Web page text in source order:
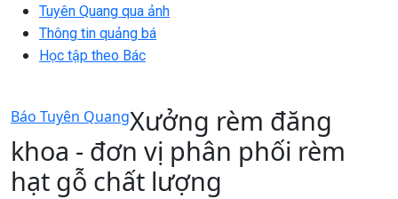
Tuyên Quang qua ảnh
Thông tin quảng bá
Học tập theo Bác
Báo Tuyên QuangXưởng rèm đăng
khoa - đơn vị phân phối rèm
hạt gỗ chất lượng